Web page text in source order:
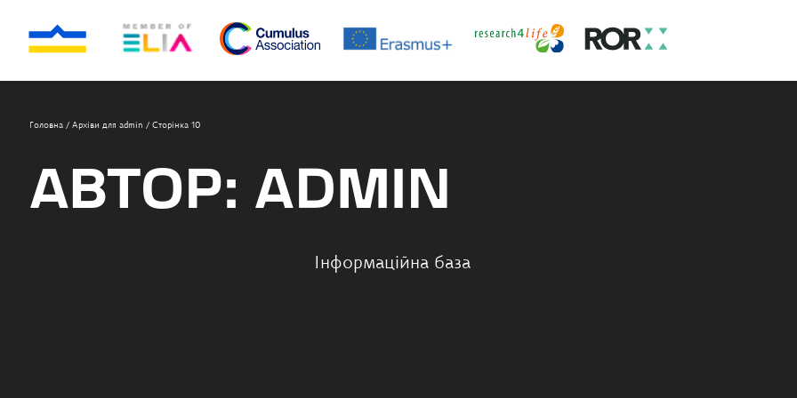
Головна / Архіви для admin / Сторінка 10
АВТОР: ADMIN
Інформаційна база